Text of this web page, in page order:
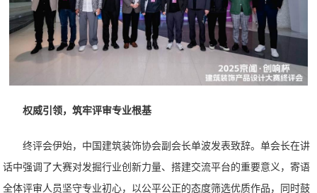
权威引领，筑牢评审专业根基
终评会伊始，中国建筑装饰协会副会长单波发表致辞。单会长在讲
话中强调了大赛对发掘行业创新力量、搭建交流平台的重要意义，寄语
全体评审人员坚守专业初心，以公平公正的态度筛选优质作品，同时鼓